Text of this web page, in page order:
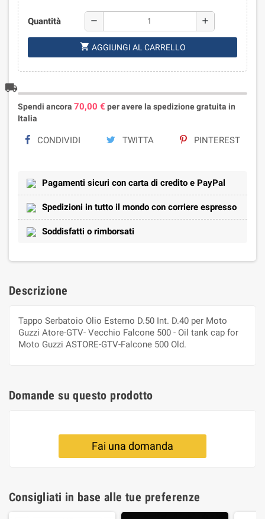
Quantità remove add
shopping_cart AGGIUNGI AL CARRELLO
local_shipping
Spendi ancora 70,00 € per avere la spedizione gratuita in
Italia
CONDIVIDI TWITTA PINTEREST
Pagamenti sicuri con carta di credito e PayPal
Spedizioni in tutto il mondo con corriere espresso
Soddisfatti o rimborsati
Descrizione
Tappo Serbatoio Olio Esterno D.50 Int. D.40 per Moto
Guzzi Atore-GTV- Vecchio Falcone 500 - Oil tank cap for
Moto Guzzi ASTORE-GTV-Falcone 500 Old.
Domande su questo prodotto
Fai una domanda
Consigliati in base alle tue preferenze